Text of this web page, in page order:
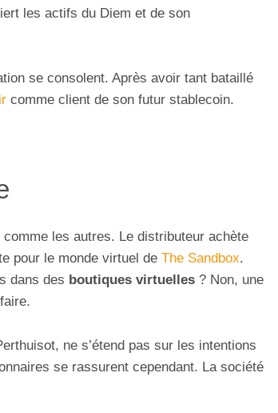
les actifs du Diem et de son
se consolent. Après avoir tant bataillé
comme client de son futur stablecoin.
les autres. Le distributeur achète
pour le monde virtuel de The Sandbox.
dans des boutiques virtuelles ? Non, une
ne s’étend pas sur les intentions
se rassurent cependant. La société